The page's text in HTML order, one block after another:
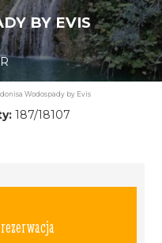
BY EVIS
Wodospady by Evis
187/18107